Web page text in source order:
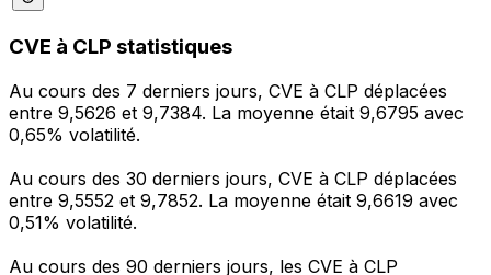
CVE à CLP statistiques
Au cours des 7 derniers jours, CVE à CLP déplacées
entre 9,5626 et 9,7384. La moyenne était 9,6795 avec
0,65% volatilité.
Au cours des 30 derniers jours, CVE à CLP déplacées
entre 9,5552 et 9,7852. La moyenne était 9,6619 avec
0,51% volatilité.
Au cours des 90 derniers jours, les CVE à CLP